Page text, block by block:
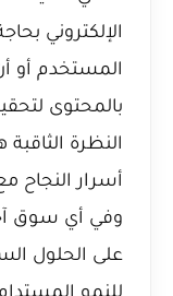
الإلكتروني
المستخدم أو
بالمحتوى
النظرة
أسرار النجاح
وفي أي سوق
على الحلول
للنمو